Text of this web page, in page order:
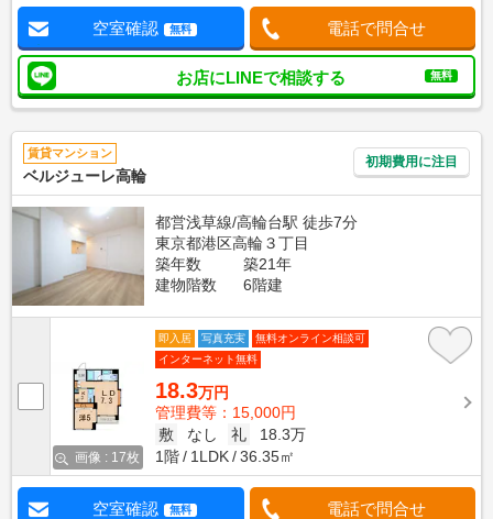
空室確認 無料 電話で問合せ
お店にLINEで相談する 無料
賃貸マンション
ベルジューレ高輪
初期費用に注目
都営浅草線/高輪台駅 徒歩7分
東京都港区高輪３丁目
築年数
築21年
建物階数
6階建
画像 : 17枚
即入居 写真充実
無料オンライン相談可
インターネット無料
18.3万円
管理費等：15,000円
敷
なし 礼
18.3万
1階
1LDK 36.35㎡
空室確認 無料 電話で問合せ